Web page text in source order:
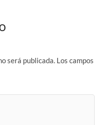
será publicada. Los campos